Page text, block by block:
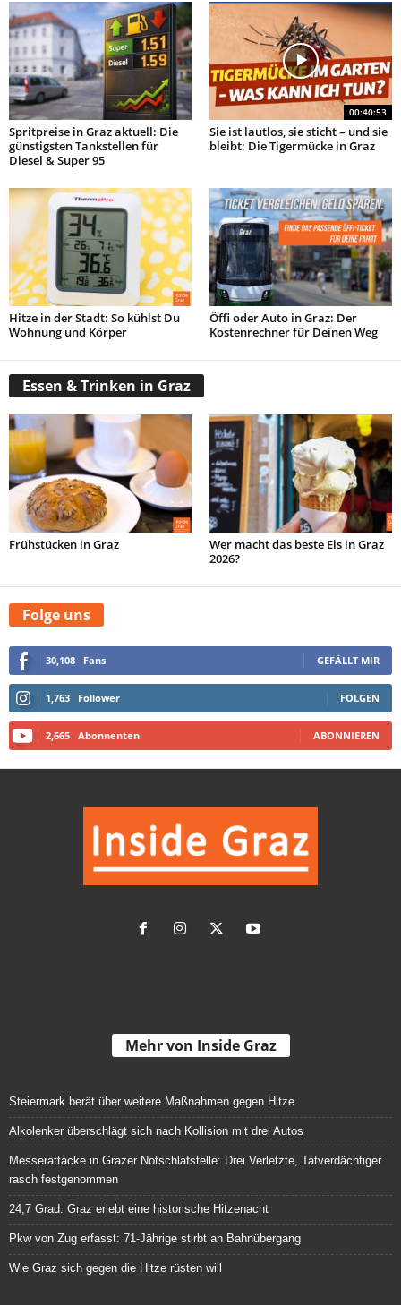
Spritpreise in Graz aktuell: Die
günstigsten Tankstellen für
Diesel & Super 95
00:40:53
Sie ist lautlos, sie sticht – und sie
bleibt: Die Tigermücke in Graz
Hitze in der Stadt: So kühlst Du
Wohnung und Körper
Öffi oder Auto in Graz: Der
Kostenrechner für Deinen Weg
Essen & Trinken in Graz
Frühstücken in Graz
Wer macht das beste Eis in Graz
2026?
Folge uns
30,108 Fans GEFÄLLT MIR
1,763 Follower FOLGEN
2,665 Abonnenten ABONNIEREN
Mehr von Inside Graz
Steiermark berät über weitere Maßnahmen gegen Hitze
Alkolenker überschlägt sich nach Kollision mit drei Autos
Messerattacke in Grazer Notschlafstelle: Drei Verletzte, Tatverdächtiger
rasch festgenommen
24,7 Grad: Graz erlebt eine historische Hitzenacht
Pkw von Zug erfasst: 71-Jährige stirbt an Bahnübergang
Wie Graz sich gegen die Hitze rüsten will